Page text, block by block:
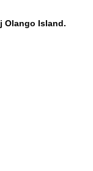
Olango Island.